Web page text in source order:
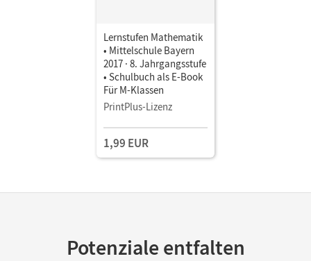
Lernstufen Mathematik
• Mittelschule Bayern
2017 · 8. Jahrgangsstufe
• Schulbuch als E-Book
Für M-Klassen
PrintPlus-Lizenz
1,99 EUR
Potenziale entfalten